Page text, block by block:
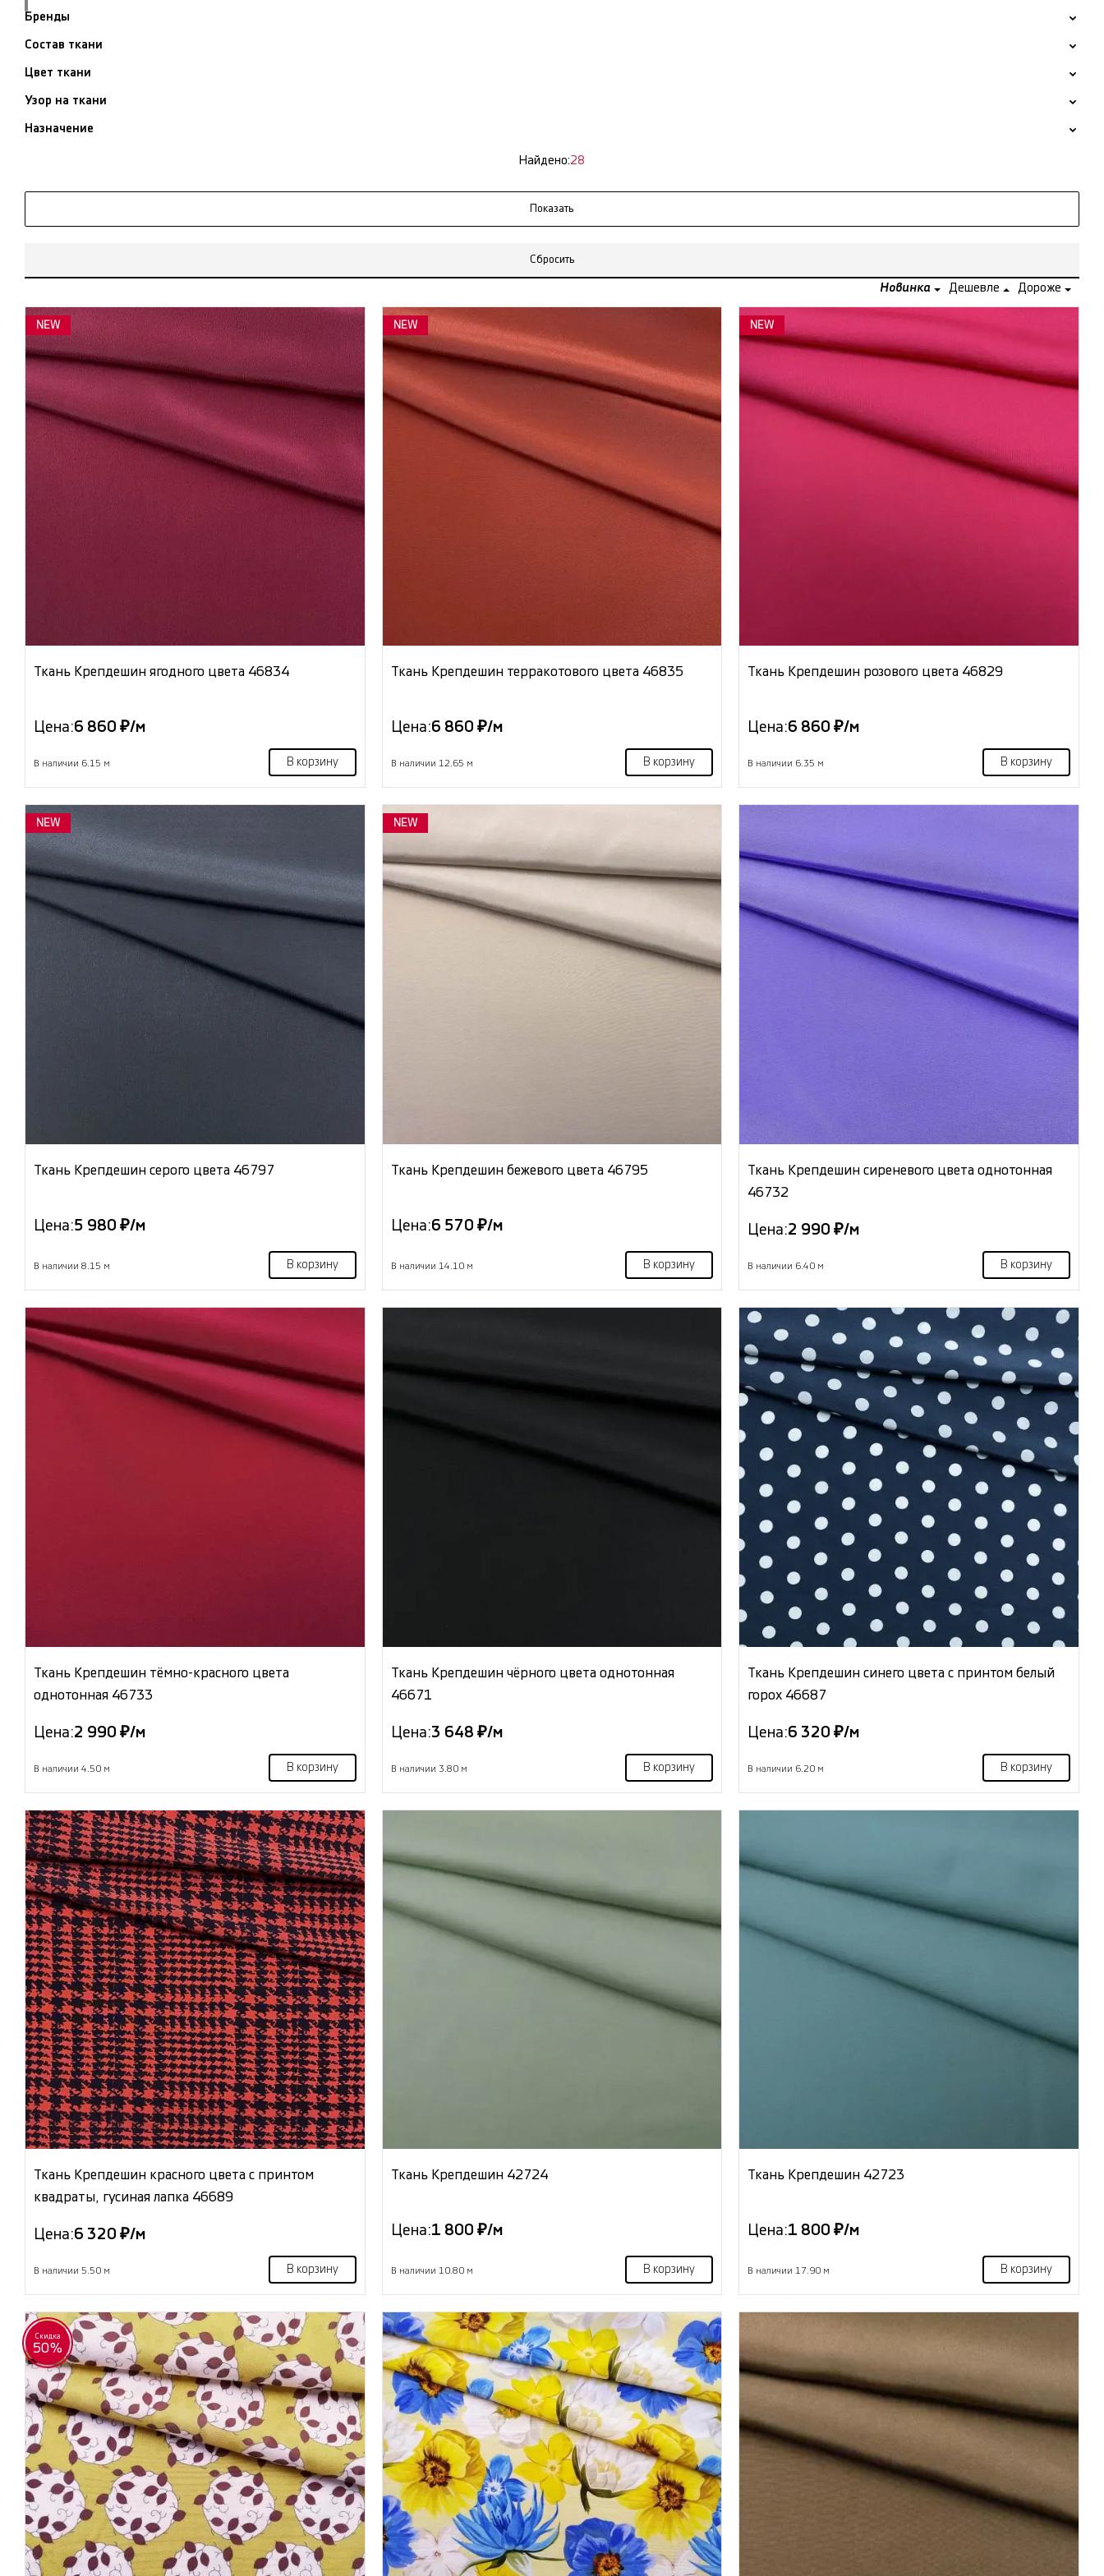
Бренды
Состав ткани
Цвет ткани
Узор на ткани
Назначение
Найдено:28
Сбросить
Новинка Дешевле Дороже
NEW
Ткань Крепдешин ягодного цвета 46834
Цена:6 860 ₽/м
В наличии 6.15 м В корзину
NEW
Ткань Крепдешин терракотового цвета 46835
Цена:6 860 ₽/м
В наличии 12.65 м В корзину
NEW
Ткань Крепдешин розового цвета 46829
Цена:6 860 ₽/м
В наличии 6.35 м В корзину
NEW
Ткань Крепдешин серого цвета 46797
Цена:5 980 ₽/м
В наличии 8.15 м В корзину
NEW
Ткань Крепдешин бежевого цвета 46795
Цена:6 570 ₽/м
В наличии 14.10 м В корзину
Ткань Крепдешин сиреневого цвета однотонная
46732
Цена:2 990 ₽/м
В наличии 6.40 м В корзину
Ткань Крепдешин тёмно-красного цвета
однотонная 46733
Цена:2 990 ₽/м
В наличии 4.50 м В корзину
Ткань Крепдешин чёрного цвета однотонная
46671
Цена:3 648 ₽/м
В наличии 3.80 м В корзину
Ткань Крепдешин синего цвета с принтом белый
горох 46687
Цена:6 320 ₽/м
В наличии 6.20 м В корзину
Ткань Крепдешин красного цвета с принтом
квадраты, гусиная лапка 46689
Цена:6 320 ₽/м
В наличии 5.50 м В корзину
Ткань Крепдешин 42724
Цена:1 800 ₽/м
В наличии 10.80 м В корзину
Ткань Крепдешин 42723
Цена:1 800 ₽/м
В наличии 17.90 м В корзину
Скидка
50%